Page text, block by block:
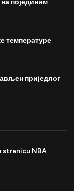
појединим
температуре
приједлог
stranicu NBA